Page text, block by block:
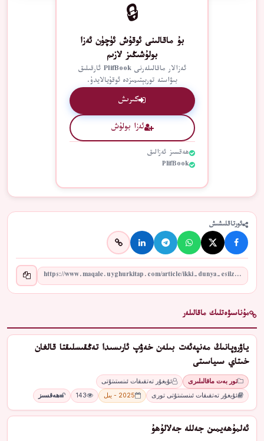
🔒
بۇ ماقالىنى ئوقۇش ئۈچۈن ئەزا
بولۇشىڭىز لازىم
ئەزالار ماقالىلەرنى PlifBook ئارقىلىق
بىۋاستە توربېتىمىزدە ئوقۇيالايدۇ.
كىرىش
ئەزا بولۇش
ھەقسىز ئەزالىق
PlifBook
ئورتاقلىشىش
مۇناسىۋەتلىك ماقالىلەر
ياۋروپانىڭ مەنپەئەت بىلەن خەۋپ ئارىسىدا تەڭقىسلىقتا قالغان
خىتاي سىياسىتى
تور بەت ماقالىلىرى
ئۇيغۇر تەتقىقات ئىنستىتۇتى
ئۇيغۇر تەتقىقات ئىنستىتۇتى تورى
2025 - يىل 143 ھەقسىز
ئەلمۇھەيمىن جەللە جەلالۇھۇ